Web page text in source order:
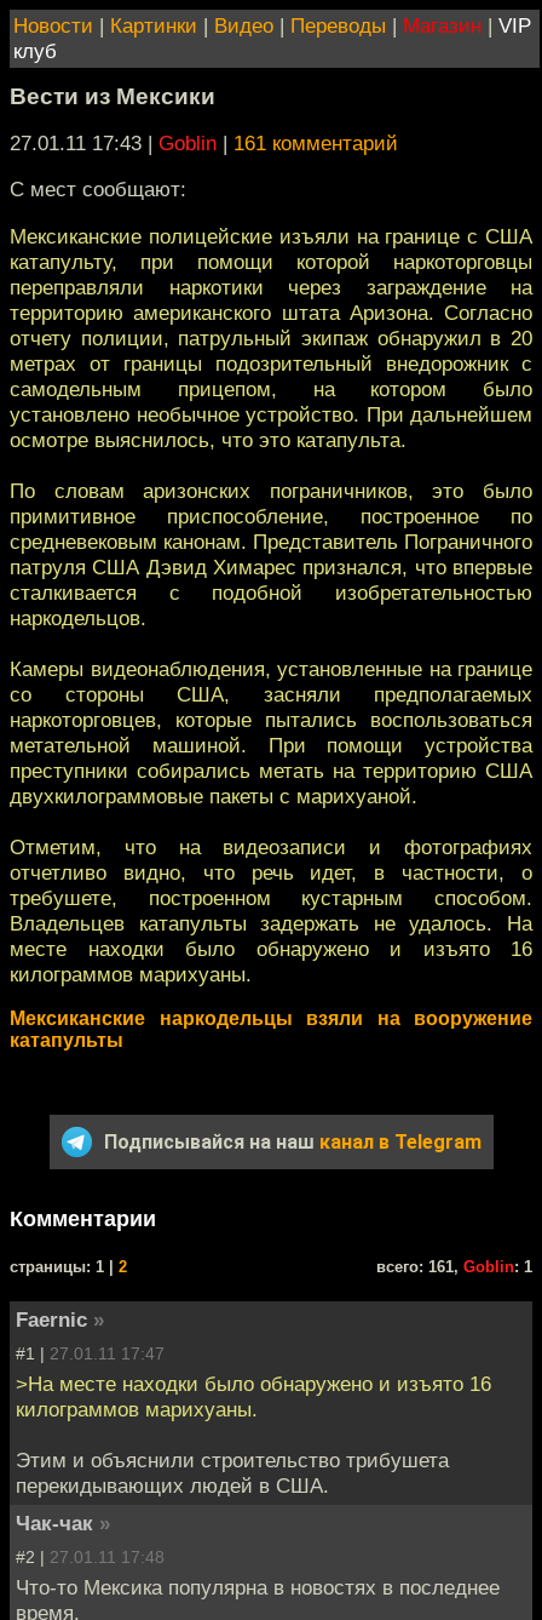
Новости | Картинки | Видео | Переводы | Магазин | VIP
клуб
Вести из Мексики
27.01.11 17:43 | Goblin | 161 комментарий
С мест сообщают:
Мексиканские полицейские изъяли на границе с США
катапульту, при помощи которой наркоторговцы
переправляли наркотики через заграждение на
территорию американского штата Аризона. Согласно
отчету полиции, патрульный экипаж обнаружил в 20
метрах от границы подозрительный внедорожник с
самодельным прицепом, на котором было
установлено необычное устройство. При дальнейшем
осмотре выяснилось, что это катапульта.
По словам аризонских пограничников, это было
примитивное приспособление, построенное по
средневековым канонам. Представитель Пограничного
патруля США Дэвид Химарес признался, что впервые
сталкивается с подобной изобретательностью
наркодельцов.
Камеры видеонаблюдения, установленные на границе
со стороны США, засняли предполагаемых
наркоторговцев, которые пытались воспользоваться
метательной машиной. При помощи устройства
преступники собирались метать на территорию США
двухкилограммовые пакеты с марихуаной.
Отметим, что на видеозаписи и фотографиях
отчетливо видно, что речь идет, в частности, о
требушете, построенном кустарным способом.
Владельцев катапульты задержать не удалось. На
месте находки было обнаружено и изъято 16
килограммов марихуаны.
Мексиканские наркодельцы взяли на вооружение
катапульты
Подписывайся на наш канал в Telegram
Комментарии
cтраницы: 1 | 2 всего: 161, Goblin: 1
Faernic »
#1 | 27.01.11 17:47
>На месте находки было обнаружено и изъято 16
килограммов марихуаны.
Этим и объяснили строительство трибушета
перекидывающих людей в США.
Чак-чак »
#2 | 27.01.11 17:48
Что-то Мексика популярна в новостях в последнее
время.